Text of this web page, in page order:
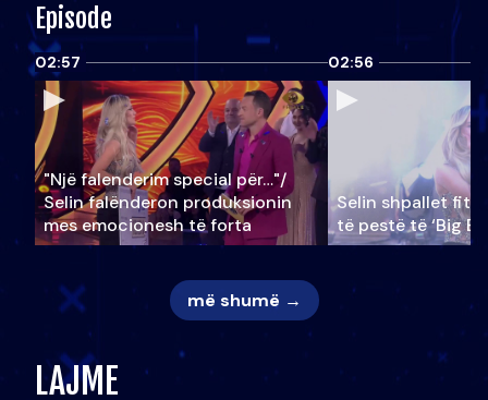
Episode
02:57
"Një falenderim special për…"/
Selin falënderon produksionin
mes emocionesh të forta
02:56
Selin shpallet
të pestë të ‘Big
më shumë →
LAJME